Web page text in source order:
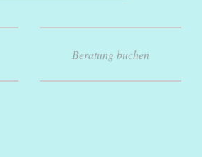
Beratung buchen